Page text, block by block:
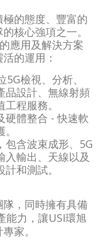
的態度、豐富的
核心強項之一。
應用及解決方案
的運用：
檢視、分析、
品設計、無線射頻
程服務。
硬體整合 - 快速軟
包含波束成形、5G
入輸出、天線以及
和測試。
，同時擁有具備
能力，讓USI環旭
家。